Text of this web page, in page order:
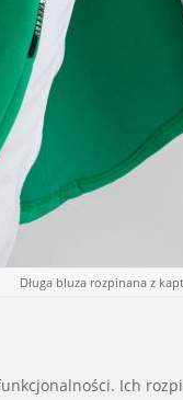
Długa bluza rozpinana z
Ich